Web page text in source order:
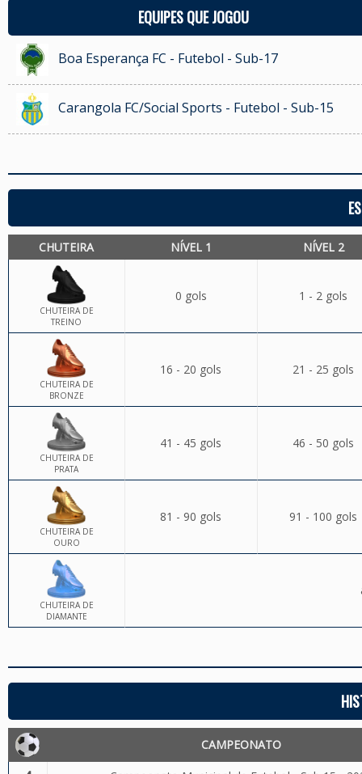
EQUIPES QUE JOGOU
Boa Esperança FC - Futebol - Sub-17
Carangola FC/Social Sports - Futebol - Sub-15
CHUTEIRA NÍVEL 1 NÍVEL 2
CHUTEIRA DE
TREINO
0 gols 1 - 2 gols
CHUTEIRA DE
BRONZE
16 - 20 gols 21 - 25 gols
CHUTEIRA DE
PRATA
41 - 45 gols 46 - 50 gols
CHUTEIRA DE
OURO
81 - 90 gols 91 - 100 gols
CHUTEIRA DE
DIAMANTE
CAMPEONATO